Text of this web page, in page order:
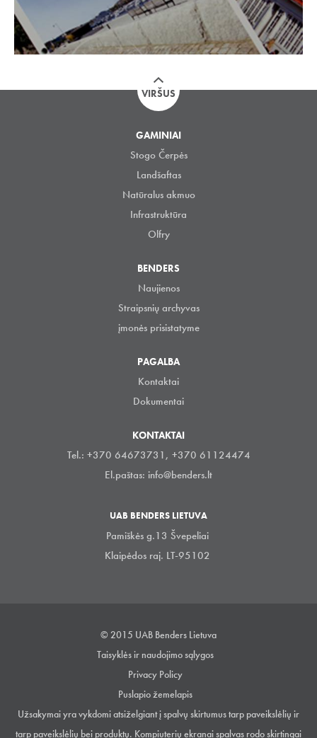
VIRŠUS
GAMINIAI
Stogo Čerpės
Landšaftas
Natūralus akmuo
Infrastruktūra
Olfry
BENDERS
Naujienos
Straipsnių archyvas
įmonės prisistatyme
PAGALBA
Kontaktai
Dokumentai
KONTAKTAI
Tel.: +370 64673731, +370 61124474
El.paštas: info@benders.lt
UAB BENDERS LIETUVA
Pamiškės g.13 Švepeliai
Klaipėdos raj. LT-95102
© 2015 UAB Benders Lietuva
Taisyklės ir naudojimo sąlygos
Privacy Policy
Puslapio žemelapis
Užsakymai yra vykdomi atsiželgiant į spalvų skirtumus tarp paveikslėlių ir
tarp paveikslėlių bei produktų. Kompiuterių ekranai spalvas rodo skirtingai